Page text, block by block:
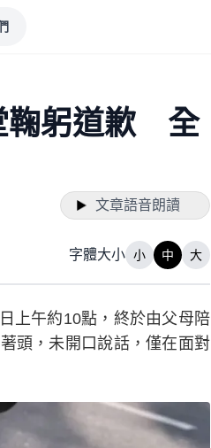
鞠躬道歉 全
文章語音朗讀
字體大小 小 中 大
上午約10點，終於由父母陪
頭，未開口說話，僅在面對